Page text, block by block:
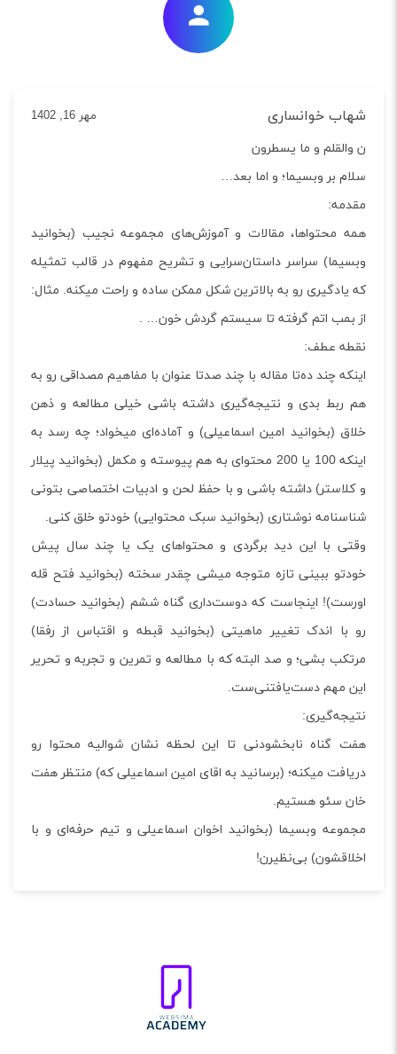
شهاب خوانساری مهر 16, 1402
ن والقلم و ما یسطرون
سلام بر وبسیما؛ و اما بعد…
مقدمه:
همه محتواها، مقالات و آموزش‌های مجموعه نجیب (بخوانید
وبسیما) سراسر داستان‌سرایی و تشریح مفهوم در قالب تمثیله
که یادگیری رو به بالاترین شکل ممکن ساده و راحت میکنه. مثال:
از بمب اتم گرفته تا سیستم گردش خون… .
نقطه عطف:
اینکه چند‌ ده‌تا مقاله با چند صدتا عنوان با مفاهیم مصداقی رو به
هم ربط بدی و نتیجه‌گیری داشته باشی خیلی مطالعه و ذهن
خلاق (بخوانید امین اسماعیلی) و آماده‌ای میخواد؛ چه رسد به
اینکه 100 یا 200 محتوای به هم پیوسته و مکمل (بخوانید پیلار
و کلاستر) داشته باشی و با حفظ لحن و ادبیات اختصاصی بتونی
شناسنامه نوشتاری (بخوانید سبک محتوایی) خودتو خلق کنی.
وقتی با این دید برگردی و محتواهای یک یا چند سال پیش
خودتو ببینی تازه متوجه میشی چقدر سخته (بخوانید فتح قله
اورست)! اینجاست که دوست‌داری گناه ششم (بخوانید حسادت)
رو با اندک تغییر ماهیتی (بخوانید قبطه و اقتباس از رفقا)
مرتکب بشی؛ و صد البته که با مطالعه و تمرین و تجربه و تحریر
این مهم دست‌یافتنی‌ست.
نتیجه‌گیری:
هفت گناه نابخشودنی تا این لحظه نشان شوالیه محتوا رو
دریافت میکنه؛ (برسانید به اقای امین اسماعیلی که) منتظر هفت
خان سئو هستیم.
مجموعه وبسیما (بخوانید اخوان اسماعیلی و تیم حرفه‌ای و با
اخلاقشون) بی‌نظیرن!